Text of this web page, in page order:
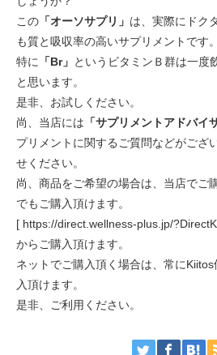
この 「オーソサプリ」 は、実際にドク
も質と吸収率の高いサプリメントです。
特に
「Br」 というビタミンＢ群は一度
と思います。
是非、お試しください。
尚、当店には 「サプリメントアドバイ
プリメントに関するご質問などがござ
せください。
尚、商品をご希望の場合は、当店でご
でもご購入頂けます。
[ https://direct.wellness-plus.jp/
からご購入頂けます。
ネットでご購入頂く場合は、常に
入頂けます。
是非、ご利用ください。